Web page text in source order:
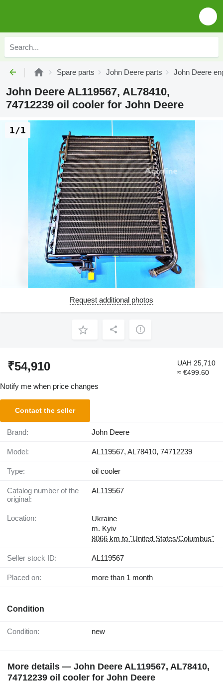
Spare parts John Deere parts John Deere
John Deere AL119567, AL78410,
74712239 oil cooler for John Deere
1/1
Request additional photos
₹54,910
UAH 25,710
≈ €499.60
Notify me when price changes
Contact the seller
Brand: John Deere
Model: AL119567, AL78410, 74712239
Type: oil cooler
Catalog number of the
original:
AL119567
Location:
Ukraine
m. Kyiv
8066 km to "United States/Columbus"
Seller stock ID: AL119567
Placed on: more than 1 month
Condition
Condition: new
More details — John Deere AL119567, AL78410,
74712239 oil cooler for John Deere